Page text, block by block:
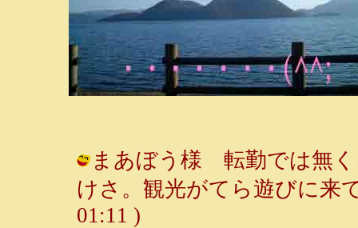
まあぼう様 転勤では無く
けさ。観光がてら遊びに来
01:11 )